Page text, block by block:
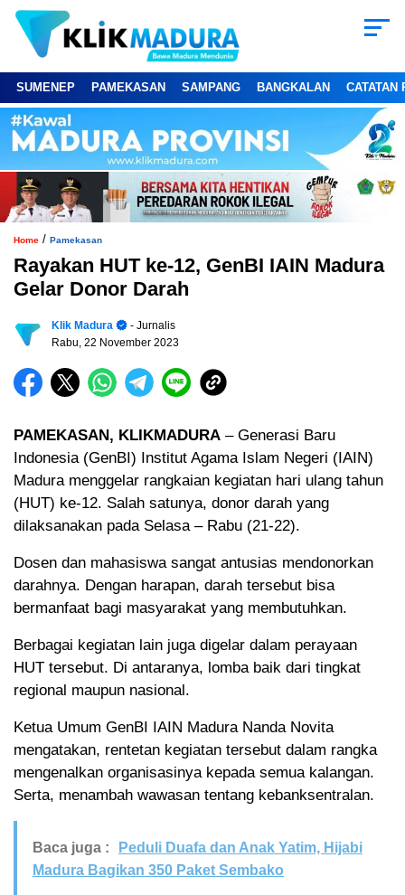
SUMENEP PAMEKASAN SAMPANG BANGKALAN CATATAN
Home / Pamekasan
Rayakan HUT ke-12, GenBI IAIN Madura
Gelar Donor Darah
Klik Madura
- Jurnalis
Rabu, 22 November 2023
PAMEKASAN, KLIKMADURA – Generasi Baru
Indonesia (GenBI) Institut Agama Islam Negeri (IAIN)
Madura menggelar rangkaian kegiatan hari ulang tahun
(HUT) ke-12. Salah satunya, donor darah yang
dilaksanakan pada Selasa – Rabu (21-22).
Dosen dan mahasiswa sangat antusias mendonorkan
darahnya. Dengan harapan, darah tersebut bisa
bermanfaat bagi masyarakat yang membutuhkan.
Berbagai kegiatan lain juga digelar dalam perayaan
HUT tersebut. Di antaranya, lomba baik dari tingkat
regional maupun nasional.
Ketua Umum GenBI IAIN Madura Nanda Novita
mengatakan, rentetan kegiatan tersebut dalam rangka
mengenalkan organisasinya kepada semua kalangan.
Serta, menambah wawasan tentang kebanksentralan.
Baca juga :
Peduli Duafa dan Anak Yatim, Hijabi
Madura Bagikan 350 Paket Sembako